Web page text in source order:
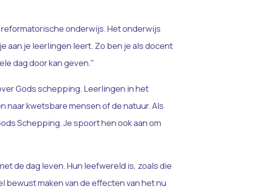
onderwijs. Het onderwijs
aan je leerlingen leert. Zo ben je als docent
dag door kan geven."
Gods schepping. Leerlingen in het
naar kwetsbare mensen of de natuur. Als
Schepping. Je spoort hen ook aan om
de dag leven. Hun leefwereld is, zoals die
maken van de effecten van het nu